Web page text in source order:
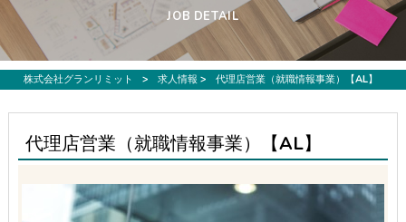
JOB DETAIL
株式会社グランリミット > 求人情報 > 代理店営業（就職情報事業）【AL】
代理店営業（就職情報事業）【AL】